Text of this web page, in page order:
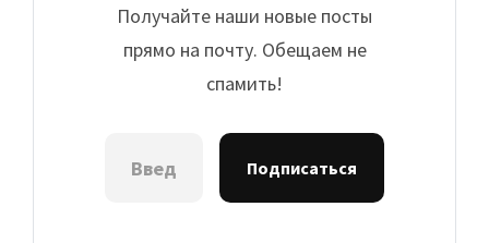
Получайте наши новые посты
прямо на почту. Обещаем не
спамить!
Подписаться